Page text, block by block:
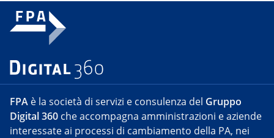
FPA è la società di servizi e consulenza del Gruppo
Digital 360 che accompagna amministrazioni e aziende
interessate ai processi di cambiamento della PA, nei